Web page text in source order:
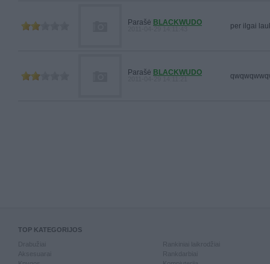
Parašė BLACKWUDO per ilgai
Parašė BLACKWUDO
TOP KATEGORIJOS